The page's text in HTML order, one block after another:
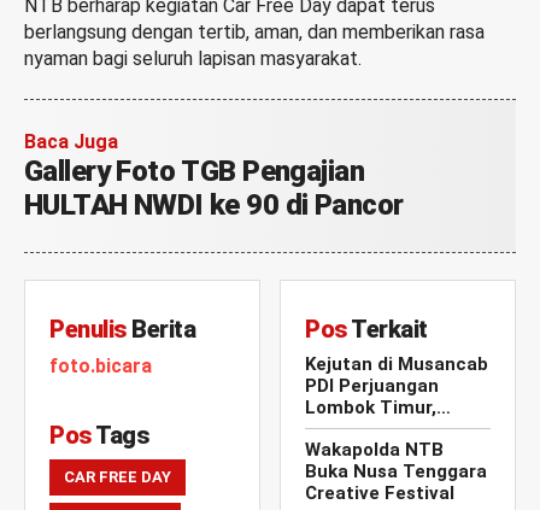
NTB berharap kegiatan Car Free Day dapat terus
berlangsung dengan tertib, aman, dan memberikan rasa
nyaman bagi seluruh lapisan masyarakat.
Baca Juga
Gallery Foto TGB Pengajian
HULTAH NWDI ke 90 di Pancor
PenulisBerita
foto.bicara
PosTags
CAR FREE DAY
PosTerkait
Kejutan di Musancab
PDI Perjuangan
Lombok Timur,
Rachmat Hidayat
Beri Kode
Regenerasi
Wakapolda NTB
Buka Nusa Tenggara
Creative Festival